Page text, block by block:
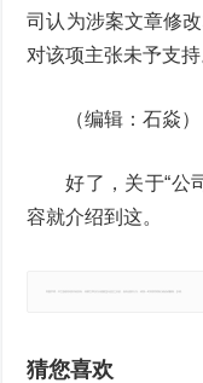
司认为涉案文章修
对该项主张未予支持
（编辑：石焱）
好了，关于“公
容就介绍到这。
猜您喜欢